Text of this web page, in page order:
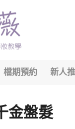
檔期預約 新人
金盤髮